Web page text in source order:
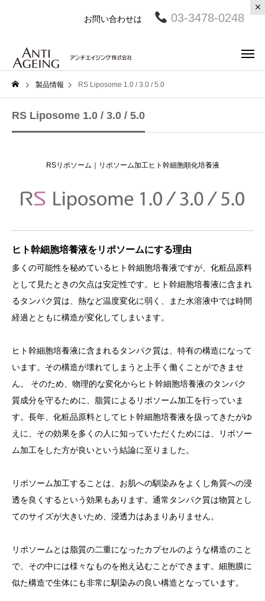
お問い合わせは 03-3478-0248
製品情報 RS Liposome 1.0 / 3.0 / 5.0
RS Liposome 1.0 / 3.0 / 5.0
RSリポソーム｜リポソーム加工ヒト幹細胞順化培養液
ヒト幹細胞培養液をリポソームにする理由
多くの可能性を秘めているヒト幹細胞培養液ですが、化粧品原料
として見たときの欠点は安定性です。ヒト幹細胞培養液に含まれ
るタンパク質は、熱など温度変化に弱く、また水溶液中では時間
経過とともに構造が変化してしまいます。
ヒト幹細胞培養液に含まれるタンパク質は、特有の構造になって
います。その構造が壊れてしまうと上手く働くことができませ
ん。 そのため、物理的な変化からヒト幹細胞培養液のタンパク
質成分を守るために、脂質によるリポソーム加工を行っていま
す。長年、化粧品原料としてヒト幹細胞培養液を扱ってきたがゆ
えに、その効果を多くの人に知っていただくためには、リポソー
ム加工をした方が良いという結論に至りました。
リポソーム加工することは、お肌への馴染みをよくし角質への浸
透を良くするという効果もあります。通常タンパク質は物質とし
てのサイズが大きいため、浸透力はあまりありません。
リポソームとは脂質の二重になったカプセルのような構造のこと
で、その中には様々なものを抱え込むことができます。細胞膜に
似た構造で生体にも非常に馴染みの良い構造となっています。